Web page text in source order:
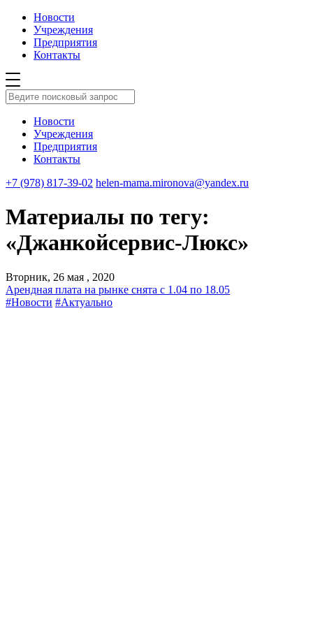
Новости
Учреждения
Предприятия
Контакты
Новости
Учреждения
Предприятия
Контакты
+7 (978) 817-39-02 helen-mama.mironova@yandex.ru
Материалы по тегу:
«Джанкойсервис-Люкс»
Вторник, 26 мая , 2020
Арендная плата на рынке снята с 1.04 по 18.05
#Новости #Актуально